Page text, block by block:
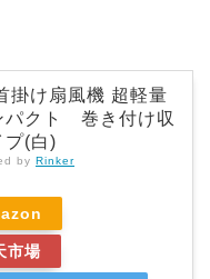
掛け扇風機 超軽量
パクト 巻き付け収
プ(白)
by Rinker
市場